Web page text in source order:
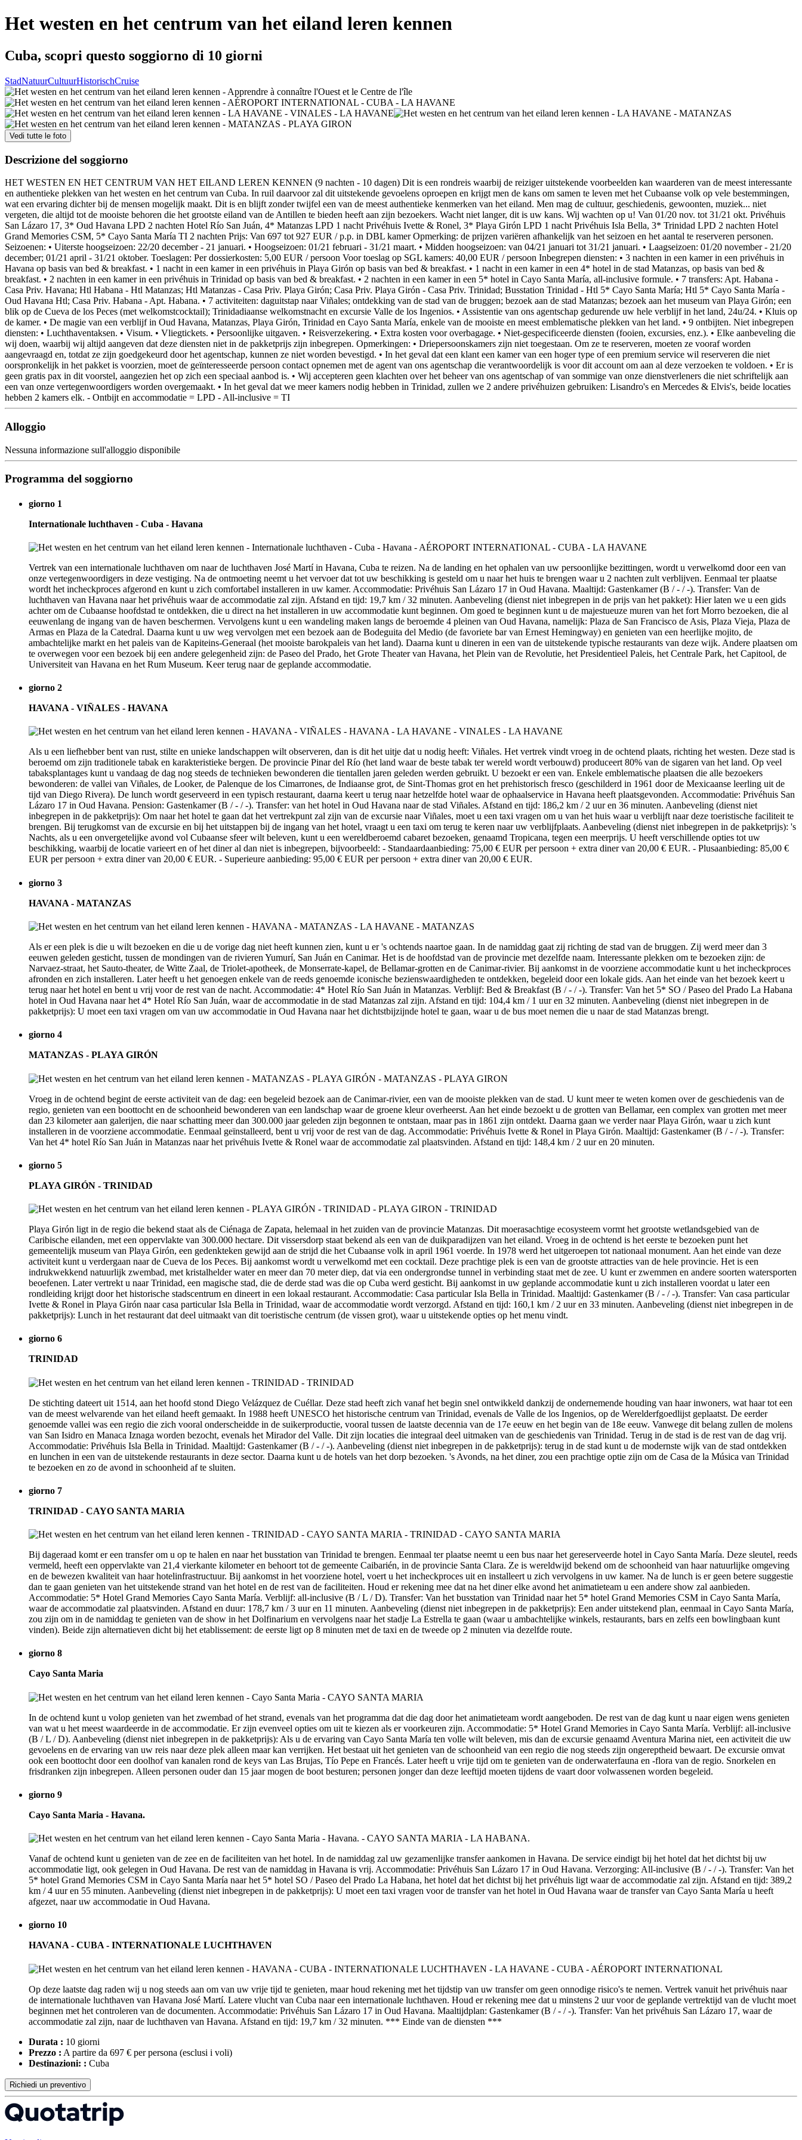
Het westen en het centrum van het eiland leren kennen
Cuba, scopri questo soggiorno di 10 giorni
StadNatuurCultuurHistorischCruise
Vedi tutte le foto
Descrizione del soggiorno
HET WESTEN EN HET CENTRUM VAN HET EILAND LEREN KENNEN (9 nachten - 10 dagen) Dit is een rondreis waarbij de reiziger uitstekende voorbeelden kan waarderen van de meest interessante
en authentieke plekken van het westen en het centrum van Cuba. In ruil daarvoor zal dit uitstekende gevoelens oproepen en krijgt men de kans om samen te leven met het Cubaanse volk op vele bestemmingen,
wat een ervaring dichter bij de mensen mogelijk maakt. Dit is en blijft zonder twijfel een van de meest authentieke kenmerken van het eiland. Men mag de cultuur, geschiedenis, gewoonten, muziek... niet
vergeten, die altijd tot de mooiste behoren die het grootste eiland van de Antillen te bieden heeft aan zijn bezoekers. Wacht niet langer, dit is uw kans. Wij wachten op u! Van 01/20 nov. tot 31/21 okt. Privéhuis
San Lázaro 17, 3* Oud Havana LPD 2 nachten Hotel Río San Juán, 4* Matanzas LPD 1 nacht Privéhuis Ivette & Ronel, 3* Playa Girón LPD 1 nacht Privéhuis Isla Bella, 3* Trinidad LPD 2 nachten Hotel
Grand Memories CSM, 5* Cayo Santa María TI 2 nachten Prijs: Van 697 tot 927 EUR / p.p. in DBL kamer Opmerking: de prijzen variëren afhankelijk van het seizoen en het aantal te reserveren personen.
Seizoenen: • Uiterste hoogseizoen: 22/20 december - 21 januari. • Hoogseizoen: 01/21 februari - 31/21 maart. • Midden hoogseizoen: van 04/21 januari tot 31/21 januari. • Laagseizoen: 01/20 november - 21/20
december; 01/21 april - 31/21 oktober. Toeslagen: Per dossierkosten: 5,00 EUR / persoon Voor toeslag op SGL kamers: 40,00 EUR / persoon Inbegrepen diensten: • 3 nachten in een kamer in een privéhuis in
Havana op basis van bed & breakfast. • 1 nacht in een kamer in een privéhuis in Playa Girón op basis van bed & breakfast. • 1 nacht in een kamer in een 4* hotel in de stad Matanzas, op basis van bed &
breakfast. • 2 nachten in een kamer in een privéhuis in Trinidad op basis van bed & breakfast. • 2 nachten in een kamer in een 5* hotel in Cayo Santa María, all-inclusive formule. • 7 transfers: Apt. Habana -
Casa Priv. Havana; Htl Habana - Htl Matanzas; Htl Matanzas - Casa Priv. Playa Girón; Casa Priv. Playa Girón - Casa Priv. Trinidad; Busstation Trinidad - Htl 5* Cayo Santa María; Htl 5* Cayo Santa María -
Oud Havana Htl; Casa Priv. Habana - Apt. Habana. • 7 activiteiten: daguitstap naar Viñales; ontdekking van de stad van de bruggen; bezoek aan de stad Matanzas; bezoek aan het museum van Playa Girón; een
blik op de Cueva de los Peces (met welkomstcocktail); Trinidadiaanse welkomstnacht en excursie Valle de los Ingenios. • Assistentie van ons agentschap gedurende uw hele verblijf in het land, 24u/24. • Kluis op
de kamer. • De magie van een verblijf in Oud Havana, Matanzas, Playa Girón, Trinidad en Cayo Santa María, enkele van de mooiste en meest emblematische plekken van het land. • 9 ontbijten. Niet inbegrepen
diensten: • Luchthaventaksen. • Visum. • Vliegtickets. • Persoonlijke uitgaven. • Reisverzekering. • Extra kosten voor overbagage. • Niet-gespecificeerde diensten (fooien, excursies, enz.). • Elke aanbeveling die
wij doen, waarbij wij altijd aangeven dat deze diensten niet in de pakketprijs zijn inbegrepen. Opmerkingen: • Driepersoonskamers zijn niet toegestaan. Om ze te reserveren, moeten ze vooraf worden
aangevraagd en, totdat ze zijn goedgekeurd door het agentschap, kunnen ze niet worden bevestigd. • In het geval dat een klant een kamer van een hoger type of een premium service wil reserveren die niet
oorspronkelijk in het pakket is voorzien, moet de geïnteresseerde persoon contact opnemen met de agent van ons agentschap die verantwoordelijk is voor dit account om aan al deze verzoeken te voldoen. • Er is
geen gratis pax in dit voorstel, aangezien het op zich een speciaal aanbod is. • Wij accepteren geen klachten over het beheer van ons agentschap of van sommige van onze dienstverleners die niet schriftelijk aan
een van onze vertegenwoordigers worden overgemaakt. • In het geval dat we meer kamers nodig hebben in Trinidad, zullen we 2 andere privéhuizen gebruiken: Lisandro's en Mercedes & Elvis's, beide locaties
hebben 2 kamers elk. - Ontbijt en accommodatie = LPD - All-inclusive = TI
Alloggio
Nessuna informazione sull'alloggio disponibile
Programma del soggiorno
giorno 1
Internationale luchthaven - Cuba - Havana
Vertrek van een internationale luchthaven om naar de luchthaven José Martí in Havana, Cuba te reizen. Na de landing en het ophalen van uw persoonlijke bezittingen, wordt u verwelkomd door een van
onze vertegenwoordigers in deze vestiging. Na de ontmoeting neemt u het vervoer dat tot uw beschikking is gesteld om u naar het huis te brengen waar u 2 nachten zult verblijven. Eenmaal ter plaatse
wordt het incheckproces afgerond en kunt u zich comfortabel installeren in uw kamer. Accommodatie: Privéhuis San Lázaro 17 in Oud Havana. Maaltijd: Gastenkamer (B / - / -). Transfer: Van de
luchthaven van Havana naar het privéhuis waar de accommodatie zal zijn. Afstand en tijd: 19,7 km / 32 minuten. Aanbeveling (dienst niet inbegrepen in de prijs van het pakket): Hier laten we u een gids
achter om de Cubaanse hoofdstad te ontdekken, die u direct na het installeren in uw accommodatie kunt beginnen. Om goed te beginnen kunt u de majestueuze muren van het fort Morro bezoeken, die al
eeuwenlang de ingang van de haven beschermen. Vervolgens kunt u een wandeling maken langs de beroemde 4 pleinen van Oud Havana, namelijk: Plaza de San Francisco de Asis, Plaza Vieja, Plaza de
Armas en Plaza de la Catedral. Daarna kunt u uw weg vervolgen met een bezoek aan de Bodeguita del Medio (de favoriete bar van Ernest Hemingway) en genieten van een heerlijke mojito, de
ambachtelijke markt en het paleis van de Kapiteins-Generaal (het mooiste barokpaleis van het land). Daarna kunt u dineren in een van de uitstekende typische restaurants van deze wijk. Andere plaatsen om
te overwegen voor een bezoek bij een andere gelegenheid zijn: de Paseo del Prado, het Grote Theater van Havana, het Plein van de Revolutie, het Presidentieel Paleis, het Centrale Park, het Capitool, de
Universiteit van Havana en het Rum Museum. Keer terug naar de geplande accommodatie.
giorno 2
HAVANA - VIÑALES - HAVANA
Als u een liefhebber bent van rust, stilte en unieke landschappen wilt observeren, dan is dit het uitje dat u nodig heeft: Viñales. Het vertrek vindt vroeg in de ochtend plaats, richting het westen. Deze stad is
beroemd om zijn traditionele tabak en karakteristieke bergen. De provincie Pinar del Río (het land waar de beste tabak ter wereld wordt verbouwd) produceert 80% van de sigaren van het land. Op veel
tabaksplantages kunt u vandaag de dag nog steeds de technieken bewonderen die tientallen jaren geleden werden gebruikt. U bezoekt er een van. Enkele emblematische plaatsen die alle bezoekers
bewonderen: de vallei van Viñales, de Looker, de Palenque de los Cimarrones, de Indiaanse grot, de Sint-Thomas grot en het prehistorisch fresco (geschilderd in 1961 door de Mexicaanse leerling uit de
tijd van Diego Rivera). De lunch wordt geserveerd in een typisch restaurant, daarna keert u terug naar hetzelfde hotel waar de ophaalservice in Havana heeft plaatsgevonden. Accommodatie: Privéhuis San
Lázaro 17 in Oud Havana. Pension: Gastenkamer (B / - / -). Transfer: van het hotel in Oud Havana naar de stad Viñales. Afstand en tijd: 186,2 km / 2 uur en 36 minuten. Aanbeveling (dienst niet
inbegrepen in de pakketprijs): Om naar het hotel te gaan dat het vertrekpunt zal zijn van de excursie naar Viñales, moet u een taxi vragen om u van het huis waar u verblijft naar deze toeristische faciliteit te
brengen. Bij terugkomst van de excursie en bij het uitstappen bij de ingang van het hotel, vraagt u een taxi om terug te keren naar uw verblijfplaats. Aanbeveling (dienst niet inbegrepen in de pakketprijs): 's
Nachts, als u een onvergetelijke avond vol Cubaanse sfeer wilt beleven, kunt u een wereldberoemd cabaret bezoeken, genaamd Tropicana, tegen een meerprijs. U heeft verschillende opties tot uw
beschikking, waarbij de locatie varieert en of het diner al dan niet is inbegrepen, bijvoorbeeld: - Standaardaanbieding: 75,00 € EUR per persoon + extra diner van 20,00 € EUR. - Plusaanbieding: 85,00 €
EUR per persoon + extra diner van 20,00 € EUR. - Superieure aanbieding: 95,00 € EUR per persoon + extra diner van 20,00 € EUR.
giorno 3
HAVANA - MATANZAS
Als er een plek is die u wilt bezoeken en die u de vorige dag niet heeft kunnen zien, kunt u er 's ochtends naartoe gaan. In de namiddag gaat zij richting de stad van de bruggen. Zij werd meer dan 3
eeuwen geleden gesticht, tussen de mondingen van de rivieren Yumurí, San Juán en Canimar. Het is de hoofdstad van de provincie met dezelfde naam. Interessante plekken om te bezoeken zijn: de
Narvaez-straat, het Sauto-theater, de Witte Zaal, de Triolet-apotheek, de Monserrate-kapel, de Bellamar-grotten en de Canimar-rivier. Bij aankomst in de voorziene accommodatie kunt u het incheckproces
afronden en zich installeren. Later heeft u het genoegen enkele van de reeds genoemde iconische bezienswaardigheden te ontdekken, begeleid door een lokale gids. Aan het einde van het bezoek keert u
terug naar het hotel en bent u vrij voor de rest van de nacht. Accommodatie: 4* Hotel Río San Juán in Matanzas. Verblijf: Bed & Breakfast (B / - / -). Transfer: Van het 5* SO / Paseo del Prado La Habana
hotel in Oud Havana naar het 4* Hotel Río San Juán, waar de accommodatie in de stad Matanzas zal zijn. Afstand en tijd: 104,4 km / 1 uur en 32 minuten. Aanbeveling (dienst niet inbegrepen in de
pakketprijs): U moet een taxi vragen om van uw accommodatie in Oud Havana naar het dichtstbijzijnde hotel te gaan, waar u de bus moet nemen die u naar de stad Matanzas brengt.
giorno 4
MATANZAS - PLAYA GIRÓN
Vroeg in de ochtend begint de eerste activiteit van de dag: een begeleid bezoek aan de Canimar-rivier, een van de mooiste plekken van de stad. U kunt meer te weten komen over de geschiedenis van de
regio, genieten van een boottocht en de schoonheid bewonderen van een landschap waar de groene kleur overheerst. Aan het einde bezoekt u de grotten van Bellamar, een complex van grotten met meer
dan 23 kilometer aan galerijen, die naar schatting meer dan 300.000 jaar geleden zijn begonnen te ontstaan, maar pas in 1861 zijn ontdekt. Daarna gaan we verder naar Playa Girón, waar u zich kunt
installeren in de voorziene accommodatie. Eenmaal geïnstalleerd, bent u vrij voor de rest van de dag. Accommodatie: Privéhuis Ivette & Ronel in Playa Girón. Maaltijd: Gastenkamer (B / - / -). Transfer:
Van het 4* hotel Río San Juán in Matanzas naar het privéhuis Ivette & Ronel waar de accommodatie zal plaatsvinden. Afstand en tijd: 148,4 km / 2 uur en 20 minuten.
giorno 5
PLAYA GIRÓN - TRINIDAD
Playa Girón ligt in de regio die bekend staat als de Ciénaga de Zapata, helemaal in het zuiden van de provincie Matanzas. Dit moerasachtige ecosysteem vormt het grootste wetlandsgebied van de
Caribische eilanden, met een oppervlakte van 300.000 hectare. Dit vissersdorp staat bekend als een van de duikparadijzen van het eiland. Vroeg in de ochtend is het eerste te bezoeken punt het
gemeentelijk museum van Playa Girón, een gedenkteken gewijd aan de strijd die het Cubaanse volk in april 1961 voerde. In 1978 werd het uitgeroepen tot nationaal monument. Aan het einde van deze
activiteit kunt u verdergaan naar de Cueva de los Peces. Bij aankomst wordt u verwelkomd met een cocktail. Deze prachtige plek is een van de grootste attracties van de hele provincie. Het is een
indrukwekkend natuurlijk zwembad, met kristalhelder water en meer dan 70 meter diep, dat via een ondergrondse tunnel in verbinding staat met de zee. U kunt er zwemmen en andere soorten watersporten
beoefenen. Later vertrekt u naar Trinidad, een magische stad, die de derde stad was die op Cuba werd gesticht. Bij aankomst in uw geplande accommodatie kunt u zich installeren voordat u later een
rondleiding krijgt door het historische stadscentrum en dineert in een lokaal restaurant. Accommodatie: Casa particular Isla Bella in Trinidad. Maaltijd: Gastenkamer (B / - / -). Transfer: Van casa particular
Ivette & Ronel in Playa Girón naar casa particular Isla Bella in Trinidad, waar de accommodatie wordt verzorgd. Afstand en tijd: 160,1 km / 2 uur en 33 minuten. Aanbeveling (dienst niet inbegrepen in de
pakketprijs): Lunch in het restaurant dat deel uitmaakt van dit toeristische centrum (de vissen grot), waar u uitstekende opties op het menu vindt.
giorno 6
TRINIDAD
De stichting dateert uit 1514, aan het hoofd stond Diego Velázquez de Cuéllar. Deze stad heeft zich vanaf het begin snel ontwikkeld dankzij de ondernemende houding van haar inwoners, wat haar tot een
van de meest welvarende van het eiland heeft gemaakt. In 1988 heeft UNESCO het historische centrum van Trinidad, evenals de Valle de los Ingenios, op de Werelderfgoedlijst geplaatst. De eerder
genoemde vallei was een regio die zich vooral onderscheidde in de suikerproductie, vooral tussen de laatste decennia van de 17e eeuw en het begin van de 18e eeuw. Vanwege dit belang zullen de molens
van San Isidro en Manaca Iznaga worden bezocht, evenals het Mirador del Valle. Dit zijn locaties die integraal deel uitmaken van de geschiedenis van Trinidad. Terug in de stad is de rest van de dag vrij.
Accommodatie: Privéhuis Isla Bella in Trinidad. Maaltijd: Gastenkamer (B / - / -). Aanbeveling (dienst niet inbegrepen in de pakketprijs): terug in de stad kunt u de modernste wijk van de stad ontdekken
en lunchen in een van de uitstekende restaurants in deze sector. Daarna kunt u de hotels van het dorp bezoeken. 's Avonds, na het diner, zou een prachtige optie zijn om de Casa de la Música van Trinidad
te bezoeken en zo de avond in schoonheid af te sluiten.
giorno 7
TRINIDAD - CAYO SANTA MARIA
Bij dageraad komt er een transfer om u op te halen en naar het busstation van Trinidad te brengen. Eenmaal ter plaatse neemt u een bus naar het gereserveerde hotel in Cayo Santa María. Deze sleutel, reeds
vermeld, heeft een oppervlakte van 21,4 vierkante kilometer en behoort tot de gemeente Caibarién, in de provincie Santa Clara. Ze is wereldwijd bekend om de schoonheid van haar natuurlijke omgeving
en de bewezen kwaliteit van haar hotelinfrastructuur. Bij aankomst in het voorziene hotel, voert u het incheckproces uit en installeert u zich vervolgens in uw kamer. Na de lunch is er geen betere suggestie
dan te gaan genieten van het uitstekende strand van het hotel en de rest van de faciliteiten. Houd er rekening mee dat na het diner elke avond het animatieteam u een andere show zal aanbieden.
Accommodatie: 5* Hotel Grand Memories Cayo Santa María. Verblijf: all-inclusive (B / L / D). Transfer: Van het busstation van Trinidad naar het 5* hotel Grand Memories CSM in Cayo Santa María,
waar de accommodatie zal plaatsvinden. Afstand en duur: 178,7 km / 3 uur en 11 minuten. Aanbeveling (dienst niet inbegrepen in de pakketprijs): Een ander uitstekend plan, eenmaal in Cayo Santa María,
zou zijn om in de namiddag te genieten van de show in het Dolfinarium en vervolgens naar het stadje La Estrella te gaan (waar u ambachtelijke winkels, restaurants, bars en zelfs een bowlingbaan kunt
vinden). Beide zijn alternatieven dicht bij het etablissement: de eerste ligt op 8 minuten met de taxi en de tweede op 2 minuten via dezelfde route.
giorno 8
Cayo Santa Maria
In de ochtend kunt u volop genieten van het zwembad of het strand, evenals van het programma dat die dag door het animatieteam wordt aangeboden. De rest van de dag kunt u naar eigen wens genieten
van wat u het meest waardeerde in de accommodatie. Er zijn evenveel opties om uit te kiezen als er voorkeuren zijn. Accommodatie: 5* Hotel Grand Memories in Cayo Santa María. Verblijf: all-inclusive
(B / L / D). Aanbeveling (dienst niet inbegrepen in de pakketprijs): Als u de ervaring van Cayo Santa María ten volle wilt beleven, mis dan de excursie genaamd Aventura Marina niet, een activiteit die uw
gevoelens en de ervaring van uw reis naar deze plek alleen maar kan verrijken. Het bestaat uit het genieten van de schoonheid van een regio die nog steeds zijn ongereptheid bewaart. De excursie omvat
ook een boottocht door een doolhof van kanalen rond de keys van Las Brujas, Tío Pepe en Francés. Later heeft u vrije tijd om te genieten van de onderwaterfauna en -flora van de regio. Snorkelen en
frisdranken zijn inbegrepen. Alleen personen ouder dan 15 jaar mogen de boot besturen; personen jonger dan deze leeftijd moeten tijdens de vaart door volwassenen worden begeleid.
giorno 9
Cayo Santa Maria - Havana.
Vanaf de ochtend kunt u genieten van de zee en de faciliteiten van het hotel. In de namiddag zal uw gezamenlijke transfer aankomen in Havana. De service eindigt bij het hotel dat het dichtst bij uw
accommodatie ligt, ook gelegen in Oud Havana. De rest van de namiddag in Havana is vrij. Accommodatie: Privéhuis San Lázaro 17 in Oud Havana. Verzorging: All-inclusive (B / - / -). Transfer: Van het
5* hotel Grand Memories CSM in Cayo Santa María naar het 5* hotel SO / Paseo del Prado La Habana, het hotel dat het dichtst bij het privéhuis ligt waar de accommodatie zal zijn. Afstand en tijd: 389,2
km / 4 uur en 55 minuten. Aanbeveling (dienst niet inbegrepen in de pakketprijs): U moet een taxi vragen voor de transfer van het hotel in Oud Havana waar de transfer van Cayo Santa María u heeft
afgezet, naar uw accommodatie in Oud Havana.
giorno 10
HAVANA - CUBA - INTERNATIONALE LUCHTHAVEN
Op deze laatste dag raden wij u nog steeds aan om van uw vrije tijd te genieten, maar houd rekening met het tijdstip van uw transfer om geen onnodige risico's te nemen. Vertrek vanuit het privéhuis naar
de internationale luchthaven van Havana José Martí. Latere vlucht van Cuba naar een internationale luchthaven. Houd er rekening mee dat u minstens 2 uur voor de geplande vertrektijd van de vlucht moet
beginnen met het controleren van de documenten. Accommodatie: Privéhuis San Lázaro 17 in Oud Havana. Maaltijdplan: Gastenkamer (B / - / -). Transfer: Van het privéhuis San Lázaro 17, waar de
accommodatie zal zijn, naar de luchthaven van Havana. Afstand en tijd: 19,7 km / 32 minuten. *** Einde van de diensten ***
Durata : 10 giorni
Prezzo : A partire da 697 € per persona (esclusi i voli)
Destinazioni: : Cuba
Richiedi un preventivo